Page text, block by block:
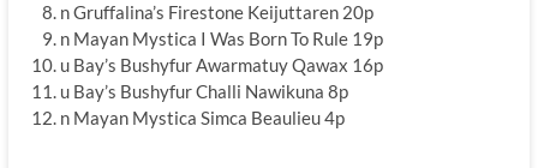
n Gruffalina’s Firestone Keijuttaren 20p
n Mayan Mystica I Was Born To Rule 19p
u Bay’s Bushyfur Awarmatuy Qawax 16p
u Bay’s Bushyfur Challi Nawikuna 8p
n Mayan Mystica Simca Beaulieu 4p